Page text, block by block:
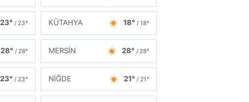
23° / 23° KÜTAHYA 18° / 18°
28° / 28° MERSİN 28° / 28°
23° / 23° NİĞDE 21° / 21°